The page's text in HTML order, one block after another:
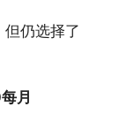
仍选择了
月